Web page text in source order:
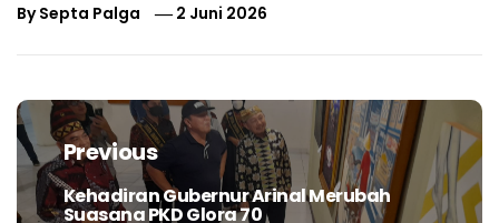
BySepta Palga 2 Juni 2026
Navigasi
posPrevious
Previous
Kehadiran Gubernur Arinal Merubah
Suasana PKD Glora 70